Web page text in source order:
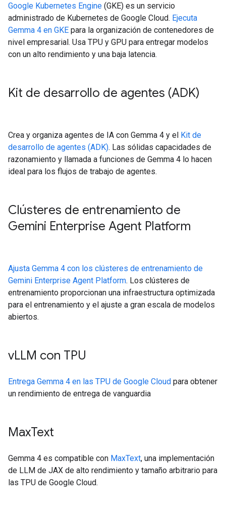
Google Kubernetes Engine (GKE) es un servicio
administrado de Kubernetes de Google Cloud. Ejecuta
Gemma 4 en GKE para la organización de contenedores de
nivel empresarial. Usa TPU y GPU para entregar modelos
con un alto rendimiento y una baja latencia.
Kit de desarrollo de agentes (ADK)
Crea y organiza agentes de IA con Gemma 4 y el Kit de
desarrollo de agentes (ADK). Las sólidas capacidades de
razonamiento y llamada a funciones de Gemma 4 lo hacen
ideal para los flujos de trabajo de agentes.
Clústeres de entrenamiento de
Gemini Enterprise Agent Platform
Ajusta Gemma 4 con los clústeres de entrenamiento de
Gemini Enterprise Agent Platform. Los clústeres de
entrenamiento proporcionan una infraestructura optimizada
para el entrenamiento y el ajuste a gran escala de modelos
abiertos.
vLLM con TPU
Entrega Gemma 4 en las TPU de Google Cloud para obtener
un rendimiento de entrega de vanguardia
MaxText
Gemma 4 es compatible con MaxText, una implementación
de LLM de JAX de alto rendimiento y tamaño arbitrario para
las TPU de Google Cloud.